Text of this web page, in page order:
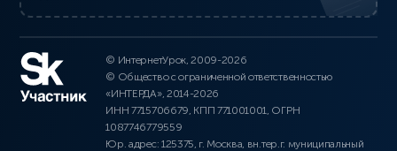
© ИнтернетУрок, 2009-2026
© Общество с ограниченной ответственностью
«ИНТЕРДА», 2014-2026
ИНН 7715706679, КПП 771001001, ОГРН
1087746779559
Юр. адрес: 125375, г. Москва, вн.тер.г. муниципальный